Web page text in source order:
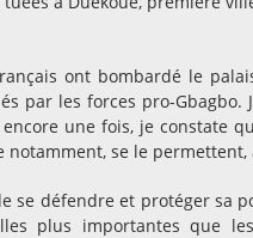
ont bombardé le
par les forces pro-
une fois, je constate
notamment, se le
se défendre et protéger sa
plus importantes que